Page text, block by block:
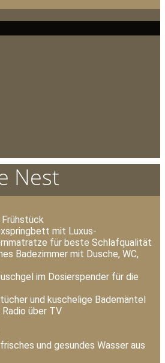
Nest
mit Luxus-
für beste Schlafqualität
Badezimmer mit Dusche, WC,
im Dosierspender für die
und kuschelige Bademäntel
über TV
und gesundes Wasser aus